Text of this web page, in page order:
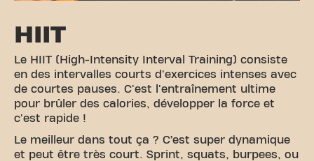
HIIT
Le HIIT (High-Intensity Interval Training) consiste
en des intervalles courts d'exercices intenses avec
de courtes pauses. C'est l'entraînement ultime
pour brûler des calories, développer la force et
c'est rapide !
Le meilleur dans tout ça ? C’est super dynamique
et peut être très court. Sprint, squats, burpees, ou